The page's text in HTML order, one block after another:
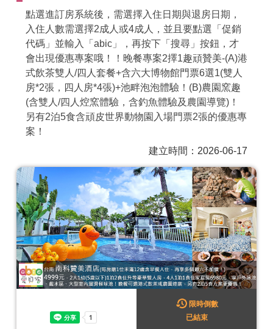
商家合作
推薦景點
討論區
APP下載
點選進訂房系統後，需選擇入住日期與退房日期，
入住人數需選擇2成人或4成人，並且要點選「促銷
代碼」並輸入「abic」，再按下「搜尋」按鈕，才
會出現優惠專案哦！！晚餐專案2擇1趣頑贊美-(A)港
式飲茶雙人/四人套餐+含六大博物館門票6選1(雙人
房*2張，四人房*4張)+池畔泡泡體驗！(B)農園窯趣
(含雙人/四人焢窯體驗，含釣魚體驗及農園導覽)！
另有2泊5食含頑皮世界動物園入場門票2張的優惠專
案！
建立時間：2026-06-17
限時倒數
已結束